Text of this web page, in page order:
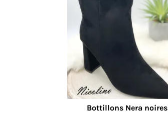
Bottillons Nera noires